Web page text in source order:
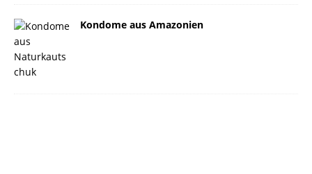
Kondome aus Amazonien